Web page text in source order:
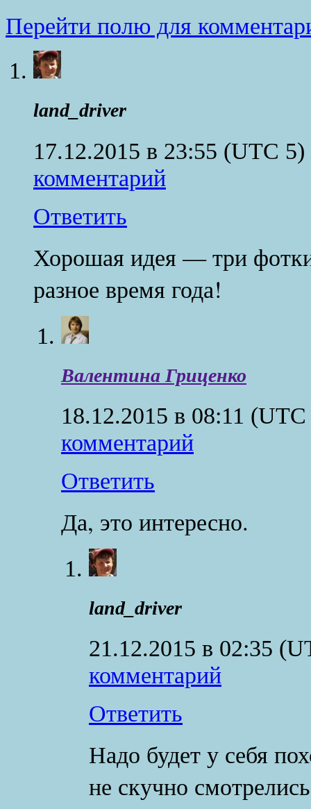
Перейти полю для
land_driver
17.12.2015 в 23:55 (UTC 5)
комментарий
Ответить
Хорошая идея — три
разное время года!
Валентина Гриценко
18.12.2015 в 08:11 (UTC
комментарий
Ответить
Да, это интересно.
land_driver
21.12.2015 в 02:35
комментарий
Ответить
Надо будет у себя
не скучно